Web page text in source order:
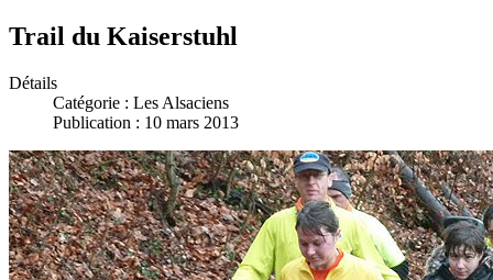
Trail du Kaiserstuhl
Détails
Catégorie : Les Alsaciens
Publication : 10 mars 2013